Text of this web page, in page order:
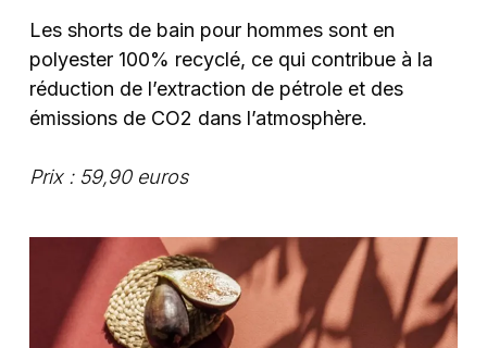
Les shorts de bain pour hommes sont en
polyester 100% recyclé, ce qui contribue à la
réduction de l’extraction de pétrole et des
émissions de CO2 dans l’atmosphère.
Prix : 59,90 euros